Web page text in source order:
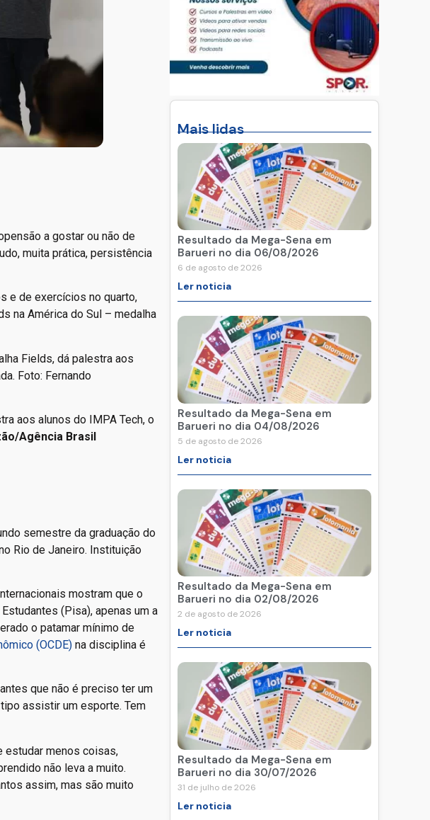
a gostar ou não de
muita prática, persistência
e de exercícios no quarto,
na América do Sul – medalha
aos alunos do IMPA Tech, o
Agência Brasil
semestre da graduação do
Rio de Janeiro. Instituição
mostram que o
(Pisa), apenas um a
o patamar mínimo de
(OCDE) na disciplina é
que não é preciso ter um
assistir um esporte. Tem
estudar menos coisas,
não leva a muito.
assim, mas são muito
Mais lidas
Resultado da Mega-Sena em
Barueri no dia 06/08/2026
6 de agosto de 2026
Ler noticia
Resultado da Mega-Sena em
Barueri no dia 04/08/2026
5 de agosto de 2026
Ler noticia
Resultado da Mega-Sena em
Barueri no dia 02/08/2026
2 de agosto de 2026
Ler noticia
Resultado da Mega-Sena em
Barueri no dia 30/07/2026
31 de julho de 2026
Ler noticia